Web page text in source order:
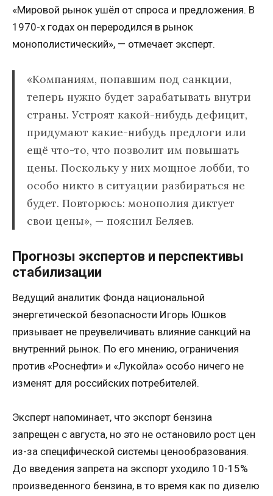
«Мировой рынок ушёл от спроса и предложения. В
1970-х годах он переродился в рынок
монополистический», — отмечает эксперт.
«Компаниям, попавшим под санкции,
теперь нужно будет зарабатывать внутри
страны. Устроят какой-нибудь дефицит,
придумают какие-нибудь предлоги или
ещё что-то, что позволит им повышать
цены. Поскольку у них мощное лобби, то
особо никто в ситуации разбираться не
будет. Повторюсь: монополия диктует
свои цены», — пояснил Беляев.
Прогнозы экспертов и перспективы
стабилизации
Ведущий аналитик Фонда национальной
энергетической безопасности Игорь Юшков
призывает не преувеличивать влияние санкций на
внутренний рынок. По его мнению, ограничения
против «Роснефти» и «Лукойла» особо ничего не
изменят для российских потребителей.
Эксперт напоминает, что экспорт бензина
запрещен с августа, но это не остановило рост цен
из-за специфической системы ценообразования.
До введения запрета на экспорт уходило 10-15%
произведенного бензина, в то время как по дизелю